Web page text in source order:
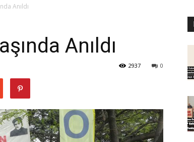
Anıldı
Anıldı
0
2937